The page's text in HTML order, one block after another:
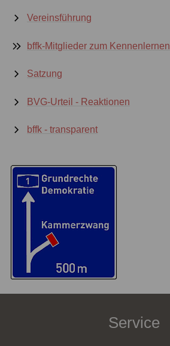
Vereinsführung
bffk-Mitglieder zum Kennenlernen
Satzung
BVG-Urteil - Reaktionen
bffk - transparent
Service